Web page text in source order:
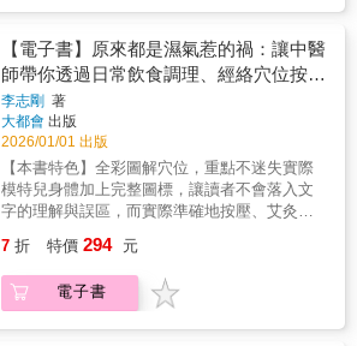
回身體自癒力‧夏天時利用冷氣和電風扇，製造
頭涼腳暖的狀態‧衣服選擇天然纖維材質，下半
身全年保暖‧選擇溫熱食材，搭配少許寒涼食物‧
細嚼慢嚥30分鐘，有飽足感立刻停止進食‧即使
是夏天，也要穿多層襪幫足部排寒‧睡眠期間是
排毒顛峰期，可利用熱水袋替下半身保溫本書
特色：1.日本排寒之父教你掌握正確觀念、徹
底排寒：錯誤的服裝和飲食會讓身體習慣寒氣
入侵的狀態，進而喪失排除寒氣的本能。惡性
循環之下，人體為了保持恆溫，就會拚命排除
熱潮紅而困擾，就是體內寒氣過重的警訊。而
手腳或下腹部等身體部位經常感覺冰冷畏寒，
就是「寒性體質」，一般來說，寒性體質是女
（67歳女性）乾薑料理DIY，對症排寒真簡單作
原本一直為便秘、生理不順、痔瘡及青春痘所
苦，在與名醫父親石原結實交流後，開發出
「乾薑排寒保健法」。只要利用烤箱就可在家
輕鬆炮製乾薑，在常溫下可以保存3個月，磨成
薑粉後，加在熱水、紅茶、湯、飯、麵中，每
天吃一點，就能改善各種疑難雜症。書中提供
包含主食、飲料和甜點的14道對症食譜，隨時
為健康加溫！天天吃薑，從此不生病‧乾薑紅
不失眠‧乾薑火鍋，消除疲勞防感冒‧乾薑蔬菜
康吃本書特色：1.日本排寒專家掀起乾薑熱潮
的經典之作：冷氣引起的文明病、熬夜、高
壓、飲食過量等，讓現代人的體溫比以前還
足正氣、擺脫病苦，找回身體的生命力。繼
《扶正的力量》提出扶正的核心方法，《扶正
的樂章》串聯臨床論證並拓展其應用後，許醫
師凝望本心，以十八則真實故事為經緯，融入
生涯所聞所感，梳理那些看似偶然卻殊勝的醫
病因緣。．因乳癌化療的嚴重副作用，導致皮
膚過敏潰爛，身心瀕臨崩潰，幸得中醫調理拾
回生機；．罹患極惡性胃癌與肺腺癌，被宣告
僅剩三個月餘命，經診治後得以延命，善終於
平穩安適；．晚期乙狀結腸癌和肝癌確診，以
依靠；．兩位醫療專業管理人員積極投入公益
活動，成為自利利他的志工夥伴。在這些交錯
的人生裡，彷彿總有一雙無形的「聖手」默默
【電子書】原來都是濕氣惹的禍：讓中醫
師帶你透過日常飲食調理、經絡穴位按
摩、健康生活律動，從裡到外、按部就班
徹底解決濕氣引起的身體病痛
李志剛 著
大都會 出版
2026/01/01 出版
【本書特色】全彩圖解穴位，重點不迷失實際
模特兒身體加上完整圖標，讓讀者不會落入文
字的理解與誤區，而實際準確地按壓、艾灸特
管道，聚焦現代毛病不只外在的穴位按摩，本
書也提供自體內改善體質的食譜與泡腳方，根
據現代人常見的各種疑難雜症，提出具體且多
7 折 特價 294 元
電子書